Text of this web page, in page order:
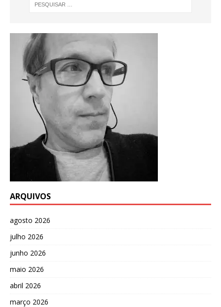
ARQUIVOS
agosto 2026
julho 2026
junho 2026
maio 2026
abril 2026
março 2026